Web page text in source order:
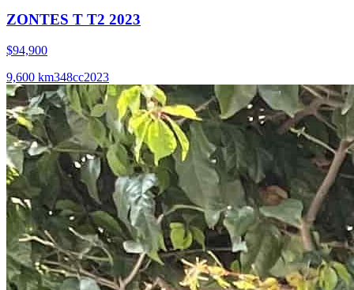
ZONTES T T2 2023
$94,900
9,600 km348cc2023